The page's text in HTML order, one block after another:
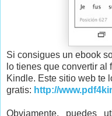
Si consigues un ebook
lo tienes que convertir al
Kindle. Este sitio web te
gratis: http://
Obviamente, puedes